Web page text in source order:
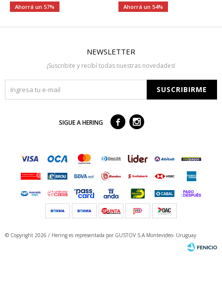
57 54
NEWSLETTER
¡Suscribite y recibí todas nuestras novedades!
SUSCRIBIRME
SIGUE A HERING  
© Copyright 2026 / Hering es representada por GUSTOV S.A Montevideo- Uruguay